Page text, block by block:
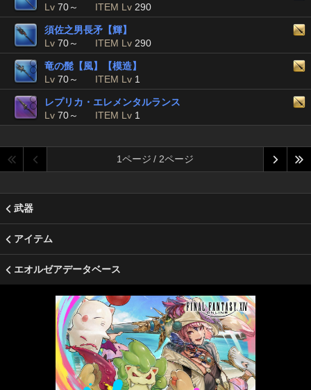
Lv 70～ ITEM Lv 290
須佐之男長矛【輝】
Lv 70～ ITEM Lv 290
竜の髭【風】【模造】
Lv 70～ ITEM Lv 1
レプリカ・エレメンタルランス
Lv 70～ ITEM Lv 1
1ページ / 2ページ
武器
アイテム
エオルゼアデータベース